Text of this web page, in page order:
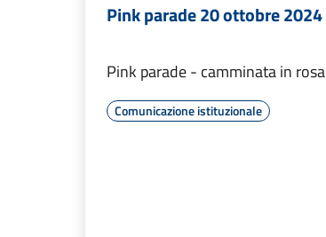
Pink parade 20 ottobre 2024
Pink parade - camminata in rosa
Comunicazione istituzionale